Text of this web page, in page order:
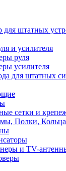
для штатных
и усилителя
руля
усилителя
для штатных
сетки и
Полки, Кольца
и TV-